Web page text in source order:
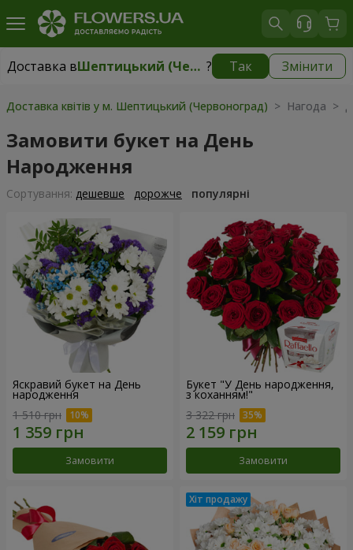
Доставка в Шептицький (Червоноград) ? Так Змінити
Доставка вШептицький (Червоноград) 1710 грн
Доставка квітів у м. Шептицький (Червоноград) > Нагода >
Замовити букет на День
Народження
Сортування: дешевше дорожче популярні
Яскравий букет на День
народження
1 510 грн
Замовити
Букет "У День народження,
з коханням!"
3 322 грн
Замовити